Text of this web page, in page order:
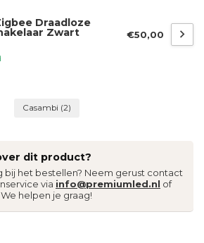
Draadloze
Zwart €50,00
Casambi (2)
dit product?
bij het bestellen? Neem gerust contact
via info@premiumled.nl of
. We helpen je graag!